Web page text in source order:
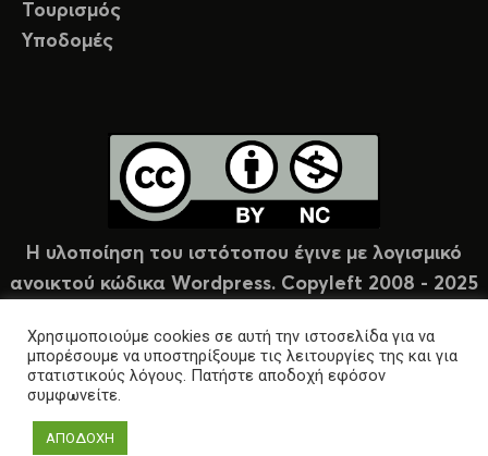
Τουρισμός
Υποδομές
Η υλοποίηση του ιστότοπου έγινε με λογισμικό
ανοικτού κώδικα Wordpress. Copyleft 2008 - 2025
Χρησιμοποιούμε cookies σε αυτή την ιστοσελίδα για να
μπορέσουμε να υποστηρίξουμε τις λειτουργίες της και για
στατιστικούς λόγους. Πατήστε αποδοχή εφόσον
συμφωνείτε.
ΑΠΟΔΟΧΗ